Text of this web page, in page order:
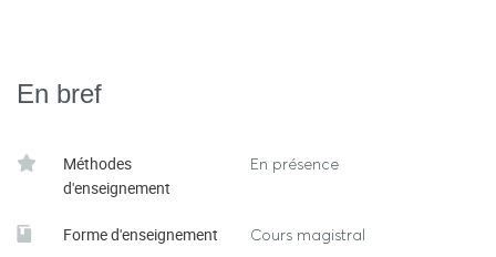
En bref
Méthodes
d'enseignement
En présence
Forme d'enseignement Cours magistral